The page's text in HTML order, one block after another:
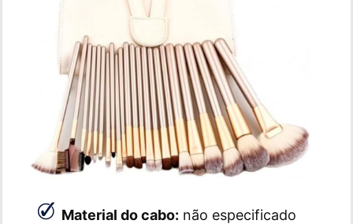
Material do cabo: não especificado